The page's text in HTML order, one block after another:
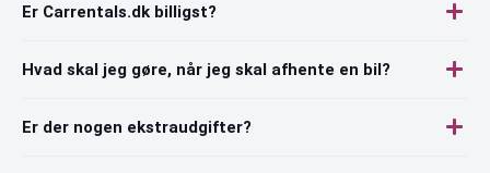
Er Carrentals.dk billigst?
Hvad skal jeg gøre, når jeg skal afhente en bil?
Er der nogen ekstraudgifter?